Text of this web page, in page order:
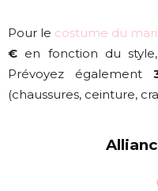
Pour le costume du
€ en fonction du
Prévoyez également
(chaussures, ceinture,